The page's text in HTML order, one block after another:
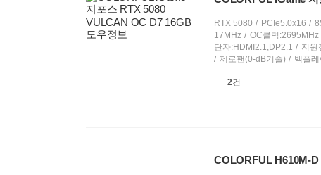
RTX 5080 PCIe5.0x16
17MHz
OC클럭:2695MHz
단자:HDMI2.1,DP2.1
지원
제로팬(0-dB기술)
백플
상
2건
COLORFUL H610M-D